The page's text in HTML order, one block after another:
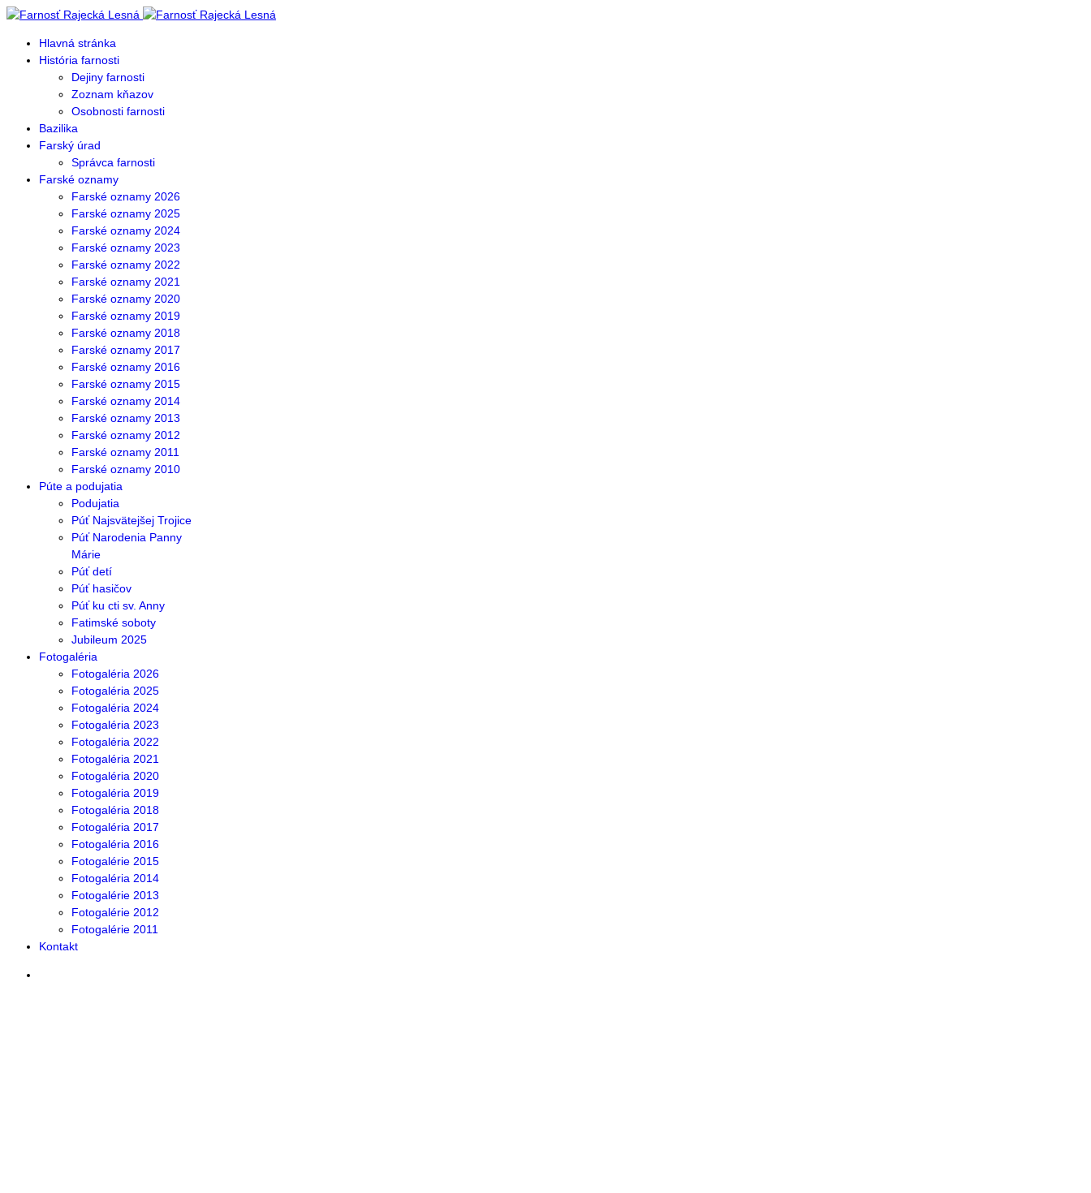
Hlavná stránka
História farnosti
Dejiny farnosti
Zoznam kňazov
Osobnosti farnosti
Bazilika
Farský úrad
Správca farnosti
Farské oznamy
Farské oznamy 2026
Farské oznamy 2025
Farské oznamy 2024
Farské oznamy 2023
Farské oznamy 2022
Farské oznamy 2021
Farské oznamy 2020
Farské oznamy 2019
Farské oznamy 2018
Farské oznamy 2017
Farské oznamy 2016
Farské oznamy 2015
Farské oznamy 2014
Farské oznamy 2013
Farské oznamy 2012
Farské oznamy 2011
Farské oznamy 2010
Púte a podujatia
Podujatia
Púť Najsvätejšej Trojice
Púť Narodenia Panny
Márie
Púť detí
Púť hasičov
Púť ku cti sv. Anny
Fatimské soboty
Jubileum 2025
Fotogaléria
Fotogaléria 2026
Fotogaléria 2025
Fotogaléria 2024
Fotogaléria 2023
Fotogaléria 2022
Fotogaléria 2021
Fotogaléria 2020
Fotogaléria 2019
Fotogaléria 2018
Fotogaléria 2017
Fotogaléria 2016
Fotogalérie 2015
Fotogaléria 2014
Fotogalérie 2013
Fotogalérie 2012
Fotogalérie 2011
Kontakt